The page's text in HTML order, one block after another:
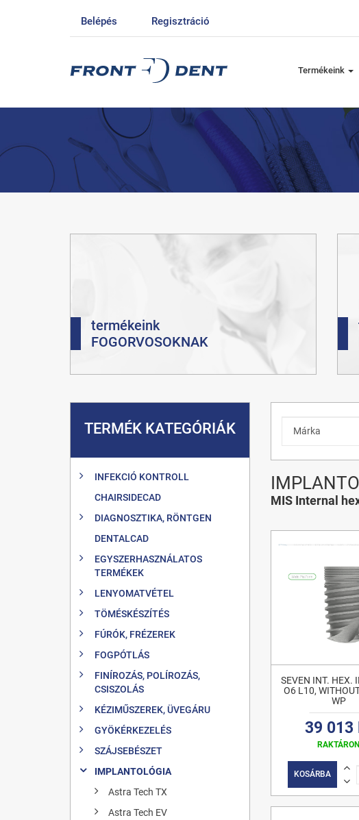
Belépés Regisztráció
Termékeink
termékeink
FOGORVOSOKNAK
TERMÉK KATEGÓRIÁK
INFEKCIÓ KONTROLL
CHAIRSIDECAD
DIAGNOSZTIKA, RÖNTGEN
DENTALCAD
EGYSZERHASZNÁLATOS
TERMÉKEK
LENYOMATVÉTEL
TÖMÉSKÉSZÍTÉS
FÚRÓK, FRÉZEREK
FOGPÓTLÁS
FINÍROZÁS, POLÍROZÁS,
CSISZOLÁS
KÉZIMŰSZEREK, ÜVEGÁRU
GYÖKÉRKEZELÉS
SZÁJSEBÉSZET
IMPLANTOLÓGIA
Astra Tech TX
Astra Tech EV
MIS Internal
SEVEN INT. HEX.
O6 L10,
WP
39 013
RAKTÁRON
KOSÁRBA